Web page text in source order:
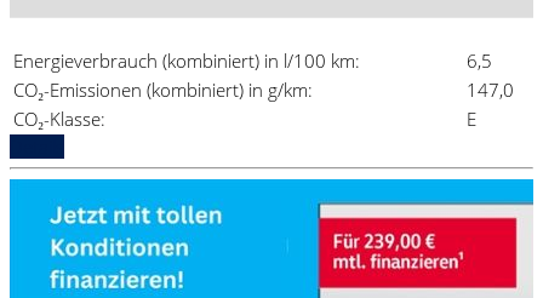
Energieverbrauch (kombiniert) in l/100 km:
6,5
CO₂-Emissionen (kombiniert) in g/km:
147,0
CO₂-Klasse:
E